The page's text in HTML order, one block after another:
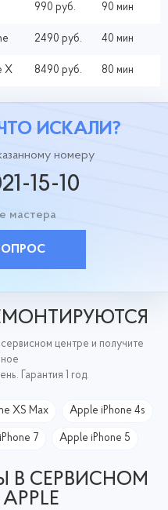
990 руб. 90 мин
2490 руб. 40 мин
X 8490 руб. 80 мин
ИСКАЛИ?
номеру
15-10
мастера
центре и получите
Гарантия 1 год.
XS Max Apple iPhone 4s
7 Apple iPhone 5
В СЕРВИСНОМ